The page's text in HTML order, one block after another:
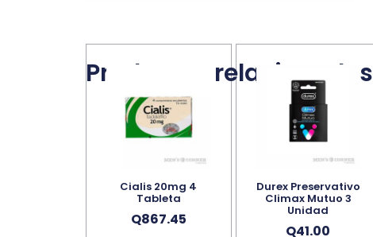
Productos relacionados
Cialis 20mg 4
Tableta
Q867.45
Durex Preservativo
Climax Mutuo 3
Unidad
Q41.00